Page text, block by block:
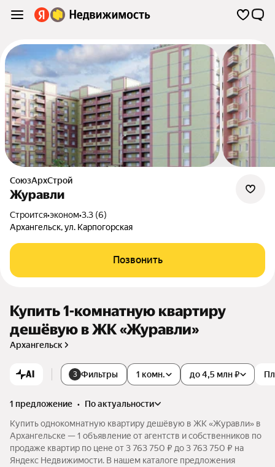
СоюзАрхСтрой
Журавли
Строится•эконом•3.3 (6)
Архангельск,ул. Карпогорская
Позвонить
Купить 1-комнатную квартиру
дешёвую в ЖК «Журавли»
Архангельск
AI 3 Фильтры 1 комн. до 4,5 млн ₽
1 предложение •
по актуальности
Купить однокомнатную квартиру дешёвую в ЖК «Журавли» в
Архангельске — 1 объявление от агентств и собственников по
продаже квартир по цене от 3 763 750 ₽ до 3 763 750 ₽ на
Яндекс Недвижимости. В нашем каталоге предложения